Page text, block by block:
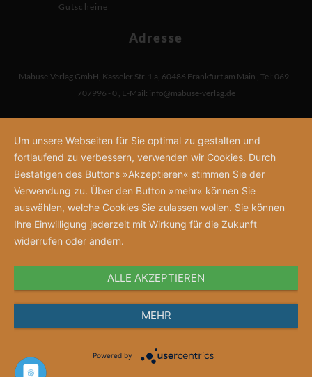
Gutscheine
Adresse
Mabuse-Verlag GmbH Kasseler Str. 1 a 60486 Frankfurt am Main Tel: 069 -
707996 - 0 E-Mail: info@mabuse-verlag.de
Um unsere Webseiten für Sie optimal zu gestalten und
fortlaufend zu verbessern, verwenden wir Cookies. Durch
Bestätigen des Buttons »Akzeptieren« stimmen Sie der
Verwendung zu. Über den Button »mehr« können Sie
auswählen, welche Cookies Sie zulassen wollen. Sie können
Ihre Einwilligung jederzeit mit Wirkung für die Zukunft
widerrufen oder ändern.
ALLE AKZEPTIEREN
MEHR
Powered by